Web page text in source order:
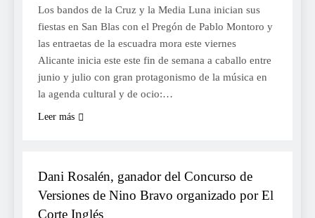
Los bandos de la Cruz y la Media Luna inician sus
fiestas en San Blas con el Pregón de Pablo Montoro y
las entraetas de la escuadra mora este viernes
Alicante inicia este este fin de semana a caballo entre
junio y julio con gran protagonismo de la música en
la agenda cultural y de ocio:…
Leer más
Dani Rosalén, ganador del Concurso de
Versiones de Nino Bravo organizado por El
Corte Inglés